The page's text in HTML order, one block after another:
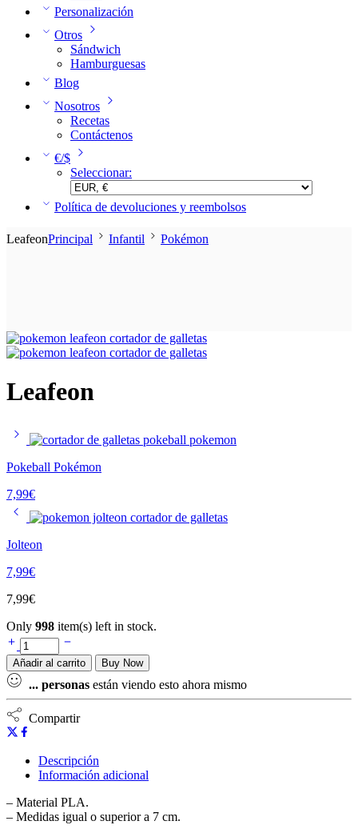
Personalización
Otros
Sándwich
Hamburguesas
Blog
Nosotros
Recetas
Contáctenos
€/$
Seleccionar:
Política de devoluciones y reembolsos
LeafeonPrincipal Infantil Pokémon
Leafeon
Pokeball Pokémon
7,99€
Jolteon
7,99€
7,99€
Only 998 item(s) left in stock.
Añadir al carrito Buy Now
... personas están viendo esto ahora mismo
Compartir
Descripción
Información adicional
– Material PLA.
– Medidas igual o superior a 7 cm.